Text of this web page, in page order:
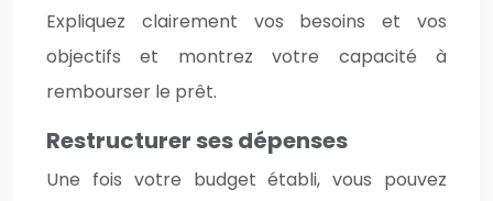
Expliquez clairement vos besoins et vos
objectifs et montrez votre capacité à
rembourser le prêt.
Restructurer ses dépenses
Une fois votre budget établi, vous pouvez